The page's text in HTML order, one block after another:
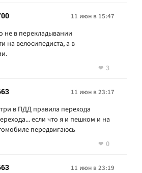
11 июн в 15:47
не в перекладывании
на велосипедиста, а в
3
11 июн в 23:17
в ПДД правила перехода
если что я и пешком и на
передвигаюсь
0
11 июн в 23:19